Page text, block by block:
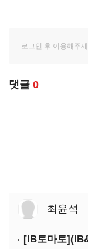
댓글 0
최윤석